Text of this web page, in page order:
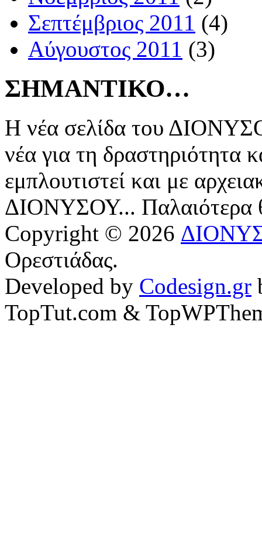
Σεπτέμβριος 2011 (4)
Αύγουστος 2011 (3)
ΣΗΜΑΝΤΙΚΟ…
Η νέα σελίδα του
νέα για τη δραστηριότητα
εμπλουτιστεί και με
ΔΙΟΝΥΣΟΥ... Παλαιότερα
Copyright © 2026
Ορεστιάδας.
Developed by Codesign.gr
TopTut.com &